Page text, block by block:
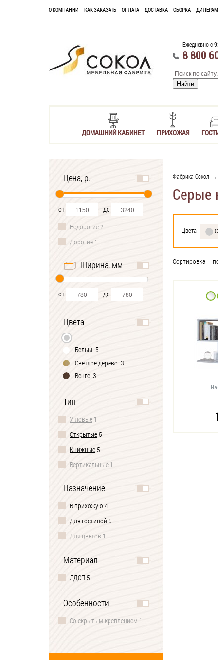
О КОМПАНИИ КАК ЗАКАЗАТЬ ОПЛАТА ДОСТАВКА СБОРКА ДИЛЕРАМ
Ежедневно с
8 800
ДОМАШНИЙ КАБИНЕТ ПРИХОЖАЯ
Цена, р.
от
до
Недорогие2
Дорогие 1
Ширина, мм
от до
Цвета
Белый 5
Светлое дерево 3
Венге 3
Тип
Угловые 1
Открытые 5
Книжные 5
Вертикальные 1
Назначение
В прихожую 4
Для гостиной 5
Для цветов 1
Материал
ЛДСП 5
Особенности
Со скрытым креплением 1
Фабрика Сокол →
Серые
Цвета
Сортировка